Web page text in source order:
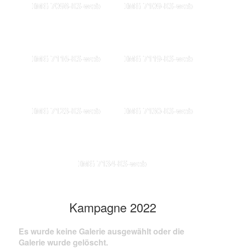
IMG 7098-KS-web IMG 7109-KS-web
IMG 7116-KS-web IMG 7119-KS-web
IMG 7123-KS-web IMG 7130-KS-web
IMG 7134-KS-web
Kampagne 2022
Es wurde keine Galerie ausgewählt oder die
Galerie wurde gelöscht.